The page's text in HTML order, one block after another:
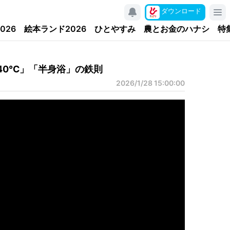
ダウンロード
絵本ランド2026 ひとやすみ 農とお金のハナシ 特
」「半身浴」の鉄則
2026/1/28 15:00:00